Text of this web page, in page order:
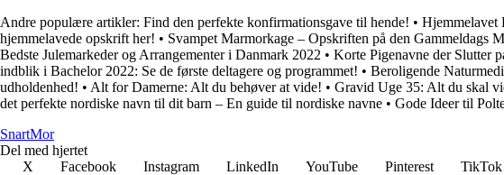
Andre populære artikler: Find den perfekte konfirmationsgave til hende! • Hjemmelavet
hjemmelavede opskrift her! • Svampet Marmorkage – Opskriften på den Gammeldags
Bedste Julemarkeder og Arrangementer i Danmark 2022 • Korte Pigenavne der Slutter
indblik i Bachelor 2022: Se de første deltagere og programmet! • Beroligende
udholdenhed! • Alt for Damerne: Alt du behøver at vide! • Gravid Uge 35: Alt du skal
det perfekte nordiske navn til dit barn – En guide til nordiske navne • Gode Ideer til
SnartMor
Del med hjertet
X
Facebook Instagram LinkedIn YouTube Pinterest TikTok